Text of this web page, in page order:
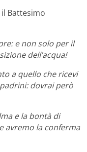
Battesimo
e non solo per il
dell’acqua!
a quello che ricevi
dovrai però
e la bontà di
avremo la conferma